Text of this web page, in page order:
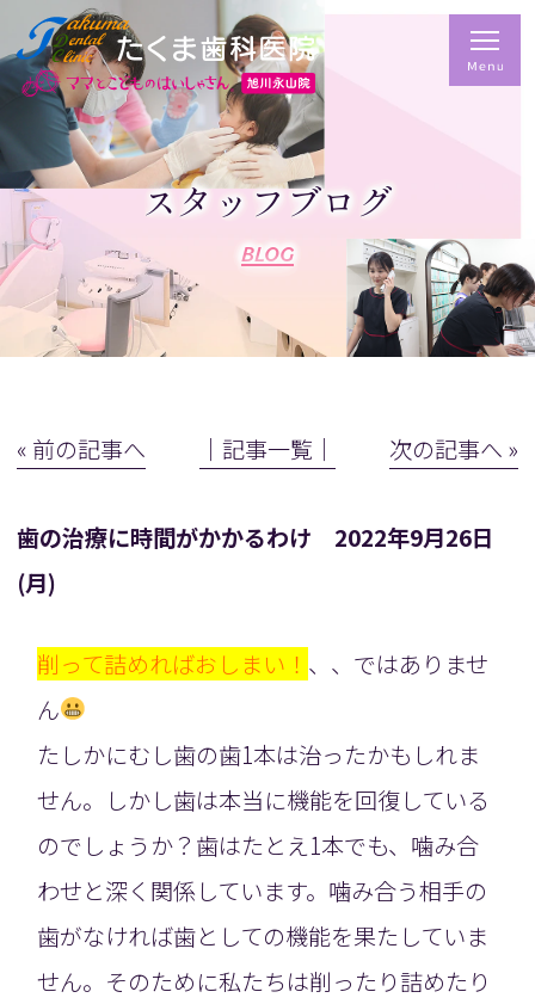
スタッフブログ
BLOG
« 前の記事へ │記事一覧│ 次の記事へ »
歯の治療に時間がかかるわけ 2022年9月26日
(月)
削って詰めればおしまい！ 、、ではありませ
ん
たしかにむし歯の歯1本は治ったかもしれま
せん。しかし歯は本当に機能を回復している
のでしょうか？歯はたとえ1本でも、噛み合
わせと深く関係しています。噛み合う相手の
歯がなければ歯としての機能を果たしていま
せん。そのために私たちは削ったり詰めたり